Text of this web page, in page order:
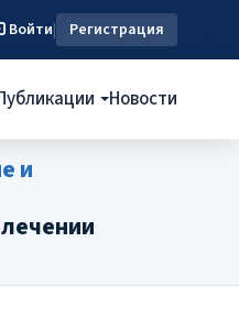
Войти| Регистрация
Новости
и